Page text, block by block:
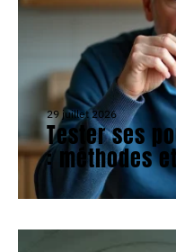
29 juillet 2026
Tester ses
: méthodes